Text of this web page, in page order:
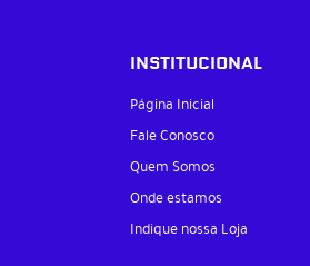
INSTITUCIONAL
Página Inicial
Fale Conosco
Quem Somos
Onde estamos
Indique nossa Loja